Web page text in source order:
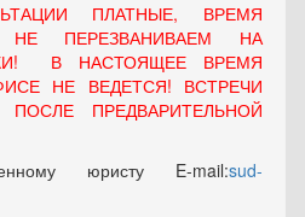
ПЛАТНЫЕ, ВРЕМЯ
ПЕРЕЗВАНИВАЕМ НА
В НАСТОЯЩЕЕ ВРЕМЯ
НЕ ВЕДЕТСЯ! ВСТРЕЧИ
ПРЕДВАРИТЕЛЬНОЙ
юристу E-mail:sud-